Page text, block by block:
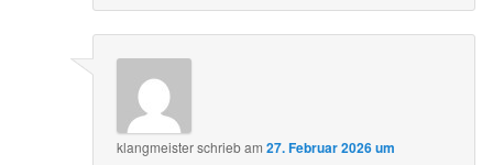
klangmeisterschriebam27. Februar 2026 um